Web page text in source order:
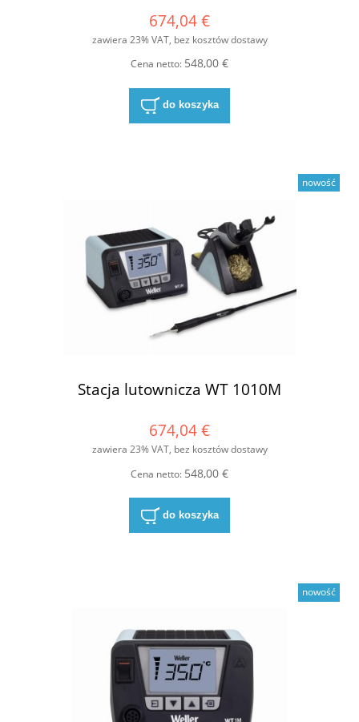
674,04 €
zawiera 23% VAT, bez kosztów dostawy
Cena netto: 548,00 €
do koszyka
Stacja lutownicza WT 1010M
674,04 €
zawiera 23% VAT, bez kosztów dostawy
Cena netto: 548,00 €
do koszyka
nowość
nowość